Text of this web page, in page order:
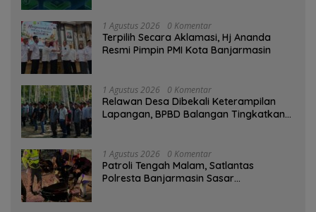
1 Agustus 2026 0 Komentar
‎Terpilih Secara Aklamasi, Hj Ananda
Resmi Pimpin PMI Kota Banjarmasin
1 Agustus 2026 0 Komentar
Relawan Desa Dibekali Keterampilan
Lapangan, BPBD Balangan Tingkatkan
1 Agustus 2026 0 Komentar
Patroli Tengah Malam, Satlantas
Polresta Banjarmasin Sasar